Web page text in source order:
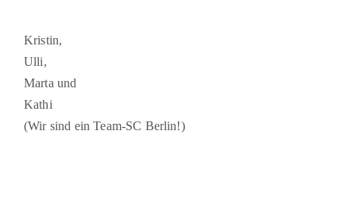
Kristin,
Ulli,
Marta und
Kathi
(Wir sind ein Team-SC Berlin!)